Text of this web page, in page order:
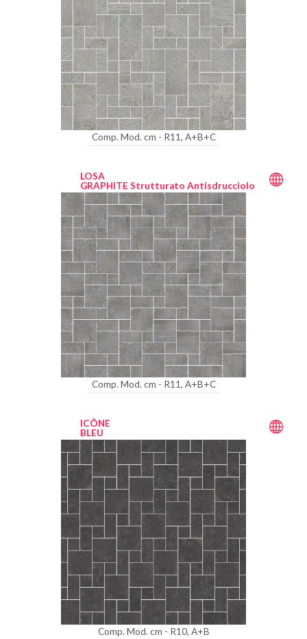
Comp. Mod. cm - R11, A+B+C
LOSA
GRAPHITE Strutturato Antisdrucciolo
Comp. Mod. cm - R11, A+B+C
ICÔNE
BLEU
Comp. Mod. cm - R10, A+B